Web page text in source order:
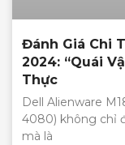
Đánh Giá Chi
2024: “Quái
Thực
Dell Alienware
4080) không chỉ
mà là